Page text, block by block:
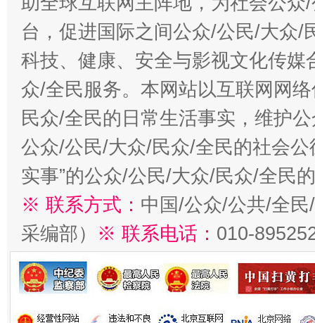
台，促进国际之间公众/公民/大众/
科技、健康、安全与影视文化传
众/全民服务。本网站以互联网网
民众/全民的日常生活事实，维护
公众/公民/大众/民众/全民的社会公
实事”的公众/公民/大众/民众/全民
※ 联系方式： 中国/公众/公共/全
采编部） ※ 联系电话： 010-